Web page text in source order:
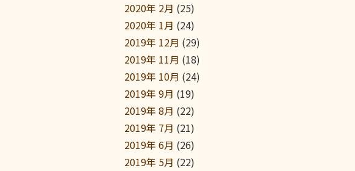
2020年 2月 (25)
2020年 1月 (24)
2019年 12月 (29)
2019年 11月 (18)
2019年 10月 (24)
2019年 9月 (19)
2019年 8月 (22)
2019年 7月 (21)
2019年 6月 (26)
2019年 5月 (22)